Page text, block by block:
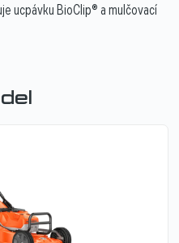
ucpávku BioClip® a mulčovací